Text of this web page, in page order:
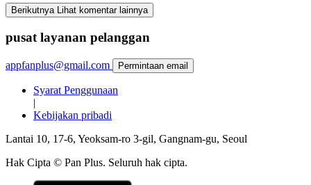
Berikutnya Lihat komentar lainnya
pusat layanan pelanggan
appfanplus@gmail.com Permintaan email
Syarat Penggunaan
|
Kebijakan pribadi
Lantai 10, 17-6, Yeoksam-ro 3-gil, Gangnam-gu, Seoul
Hak Cipta © Pan Plus. Seluruh hak cipta.